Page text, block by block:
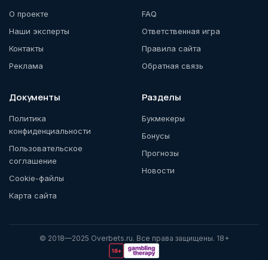
О проекте
Наши эксперты
Контакты
Реклама
FAQ
Ответственная игра
Правила сайта
Обратная связь
Документы
Политика
конфиденциальности
Пользовательское
соглашение
Cookie-файлы
Карта сайта
Разделы
Букмекеры
Бонусы
Прогнозы
Новости
© 2018—2025 Overbets.ru. Все права защищены. 18+